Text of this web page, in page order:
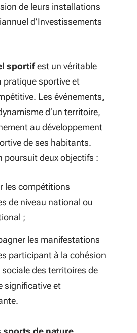
de leurs installations
d’Investissements
sportifest un véritable
pratique sportive et
Les événements,
d’un territoire,
au développement
de ses habitants.
poursuit deux objectifs :
les compétitions
de niveau national ou
;
les manifestations
participant à la cohésion
sociale des territoires de
significative et